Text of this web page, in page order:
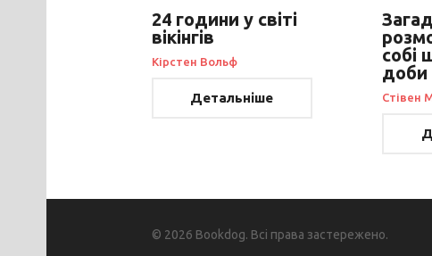
24 години у світі
вікінгів
Кірстен Вольф
Детальніше
собі
доби
Стівен
© 2026 Bookdog. Всі права застережено.